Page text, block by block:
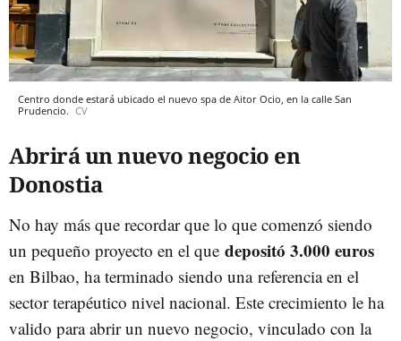
Centro donde estará ubicado el nuevo spa de Aitor Ocio, en la calle San
Prudencio. CV
Abrirá un nuevo negocio en
Donostia
No hay más que recordar que lo que comenzó siendo
un pequeño proyecto en el que depositó 3.000 euros
en Bilbao, ha terminado siendo una referencia en el
sector terapéutico nivel nacional. Este crecimiento le ha
valido para abrir un nuevo negocio, vinculado con la